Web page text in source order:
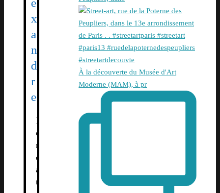
x
a
n
d
r
e
F
o
n
d
a
t
À la découverte du Musée d'Art
Moderne (MAM), à pr